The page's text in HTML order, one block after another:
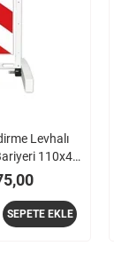
Levhalı
110x42
SEPETE EKLE